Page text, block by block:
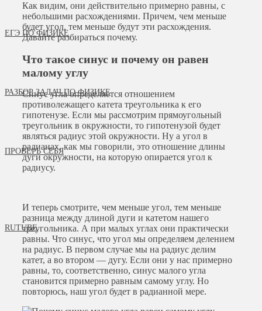
ЕГЭ ПО ФИЗИКЕ
РАЗБОР ЗАДАЧ ПО ФИЗИКЕ
ПРОВЕРЬ СЕБЯ
RUTUBE
Как видим, они действительно примерно равны, с
небольшими расхождениями. Причем, чем меньше
будет угол, тем меньше будут эти расхождения.
Давайте разбираться почему.
Что такое синус и почему он равен
малому углу
Синус угла определяется отношением
противолежащего катета треугольника к его
гипотенузе. Если мы рассмотрим прямоугольный
треугольник в окружности, то гипотенузой будет
являться радиус этой окружности. Ну а угол в
радианах, как мы говорили, это отношение длины
дуги окружности, на которую опирается угол к
радиусу.
И теперь смотрите, чем меньше угол, тем меньше
разница между длиной дуги и катетом нашего
треугольника. А при малых углах они практически
равны. Что синус, что угол мы определяем делением
на радиус. В первом случае мы на радиус делим
катет, а во втором — дугу. Если они у нас примерно
равны, то, соответственно, синус малого угла
становится примерно равным самому углу. Но
повторюсь, наш угол будет в радианной мере.